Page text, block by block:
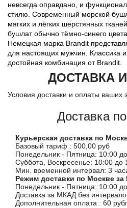
невсегда оправдано, и
стилю. Современный морской
мягких и лёгких шерстянных
бушлат обычно тёмно-синего
Немецкая марка Brandit
для настоящих мужчин. Классика
достойная комбинация от Brandit.
ДОСТАВКА
Условия доставки и оплаты ваших
Доставка
Курьерская доставка по
Базовый тариф : 500,00 руб
Понедельник - Пятница: 10:00
Суббота, Воскресенье: 10:00 до
Мин. временной интервал: 3
Режим доставки по Москве
Понедельник - Пятница: 10:00
Доставка за МКАД без
Дополнительная оплата : 60